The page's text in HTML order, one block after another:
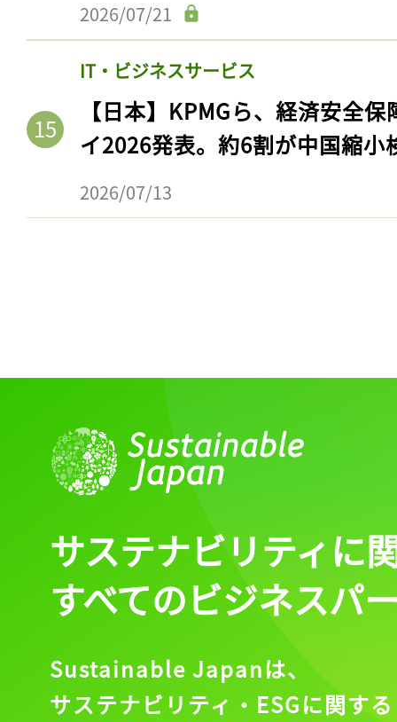
2026/07/21
IT・ビジネスサービス
【日本】KPMGら、経済安全
イ2026発表。約6割が中国縮小
2026/07/13
ログイン
会員登録
サステナビリティに
すべてのビジネスパ
Sustainable Japanは、
サステナビリティ・ESGに関する